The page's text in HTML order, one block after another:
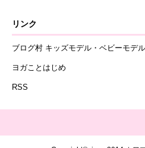
リンク
ブログ村 キッズモデル・ベビーモデル
ヨガことはじめ
RSS